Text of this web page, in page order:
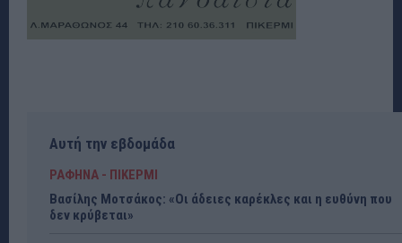
Αυτή την εβδομάδα
ΡΑΦΗΝΑ - ΠΙΚΕΡΜΙ
Βασίλης Μοτσάκος: «Οι άδειες καρέκλες και η ευθύνη που
δεν κρύβεται»